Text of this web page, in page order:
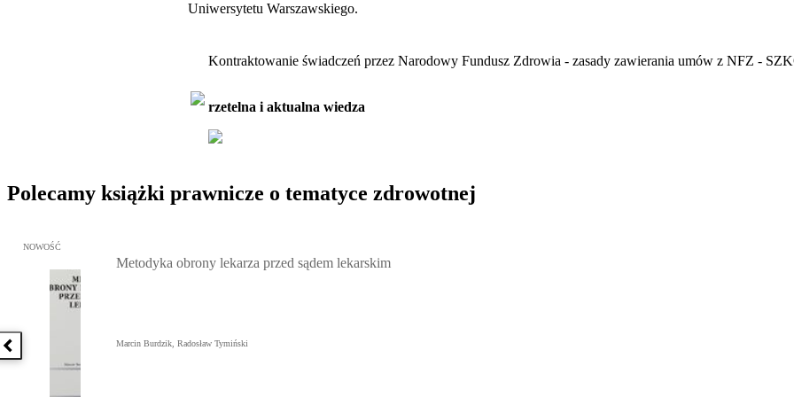
Uniwersytetu Warszawskiego.
Kontraktowanie świadczeń przez Narodowy Fundusz Zdrowia - zasady zawierania umów z NFZ -
rzetelna i aktualna wiedza
Polecamy książki prawnicze o tematyce zdrowotnej
Poprzednia książka
Przejdź do: Metodyka obrony lekarza przed sądem lekarskim, Marcin Burdzik, Radosław Tymiński - otwiera się w nowym oknie
NOWOŚĆ
Metodyka obrony lekarza przed sądem lekarskim
Marcin Burdzik, Radosław Tymiński